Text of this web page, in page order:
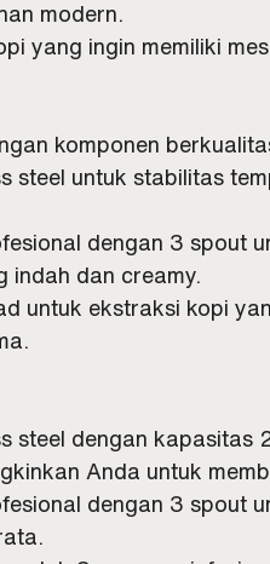
modern.
yang ingin memiliki
komponen
steel untuk stabilitas
dengan 3 spout
indah dan creamy.
untuk ekstraksi kopi
steel dengan kapasitas
Anda untuk
dengan 3 spout